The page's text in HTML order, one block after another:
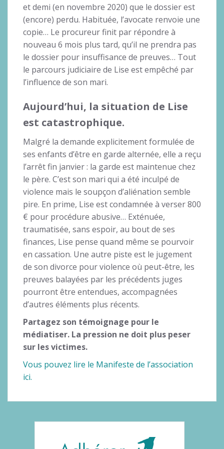
et demi (en novembre 2020) que le dossier est
(encore) perdu. Habituée, l’avocate renvoie une
copie… Le procureur finit par répondre à
nouveau 6 mois plus tard, qu’il ne prendra pas
le dossier pour insuffisance de preuves… Tout
le parcours judiciaire de Lise est empêché par
l’influence de son mari.
Aujourd’hui, la situation de Lise
est catastrophique.
Malgré la demande explicitement formulée de
ses enfants d’être en garde alternée, elle a reçu
l’arrêt fin janvier : la garde est maintenue chez
le père. C’est son mari qui a été inculpé de
violence mais le soupçon d’aliénation semble
pire. En prime, Lise est condamnée à verser 800
€ pour procédure abusive… Exténuée,
traumatisée, sans espoir, au bout de ses
finances, Lise pense quand même se pourvoir
en cassation. Une autre piste est le jugement
de son divorce pour violence où peut-être, les
preuves balayées par les précédents juges
pourront être entendues, accompagnées
d’autres éléments plus récents.
Partagez son témoignage pour le
médiatiser. La pression ne doit plus peser
sur les victimes.
Vous pouvez lire le Manifeste de l’association
ici.